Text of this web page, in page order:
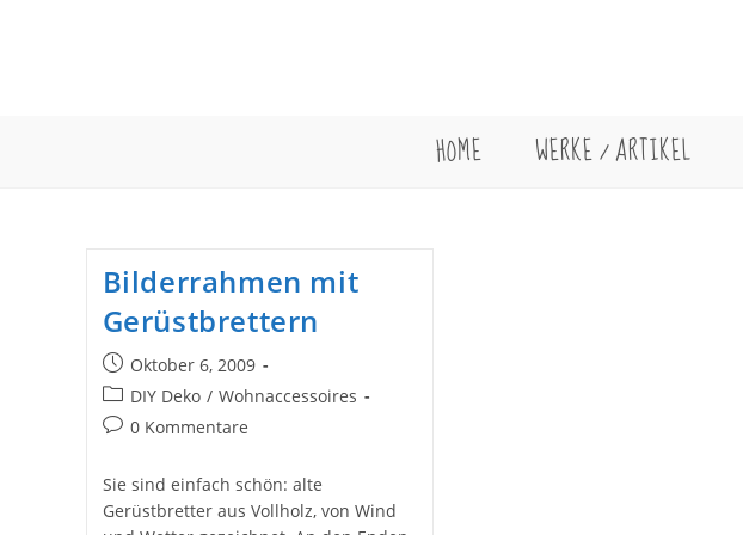
HOME WERKE / ARTIKEL
Bilderrahmen mit
Gerüstbrettern
Beitrag
veröffentlicht:
Oktober 6, 2009
Beitrags-
Kategorie:
DIY Deko / Wohnaccessoires
Beitrags-
0 Kommentare
Sie sind einfach schön: alte
Gerüstbretter aus Vollholz, von Wind